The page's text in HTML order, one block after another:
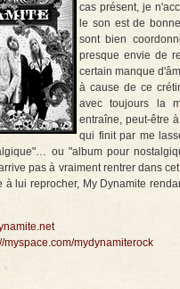
cas présent, je
le son est de
sont bien
presque envie de
certain manque
à cause de ce
avec toujours la
entraîne, peut-être
qui finit par me
ou "album pour
pas à vraiment rentrer dans
à lui reprocher, My Dynamite
myspace.com/mydynamiterock